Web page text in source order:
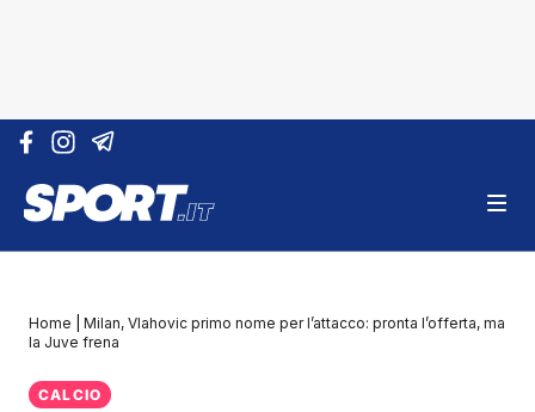
Vai al contenuto
Home
Milan, Vlahovic primo nome per l’attacco: pronta l’offerta, ma
la Juve frena
CALCIO